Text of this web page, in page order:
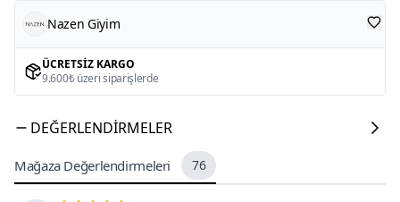
Nazen Giyim
ÜCRETSIZ KARGO
9.600₺ üzeri siparişlerde
DEĞERLENDIRMELER
Mağaza Değerlendirmeleri 76